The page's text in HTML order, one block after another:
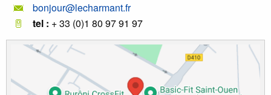
bonjour@lecharmant.fr
tel : + 33 (0)1 80 97 91 97